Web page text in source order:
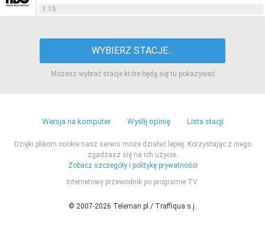
1:15
WYBIERZ STACJE...
Możesz wybrać stacje które będą się tu pokazywać
Wersja na komputer Wyślij opinię Lista stacji
Dzięki plikom cookie nasz serwis może działać lepiej. Korzystając z niego
zgadzasz się na ich użycie.
Zobacz szczegóły i politykę prywatności
Internetowy przewodnik po programie TV.
© 2007-2026 Teleman.pl / Traffiqua s.j.